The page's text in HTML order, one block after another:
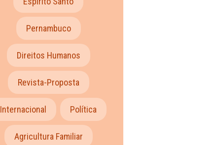
Pernambuco
Direitos Humanos
Revista-Proposta
Internacional Política
Agricultura Familiar